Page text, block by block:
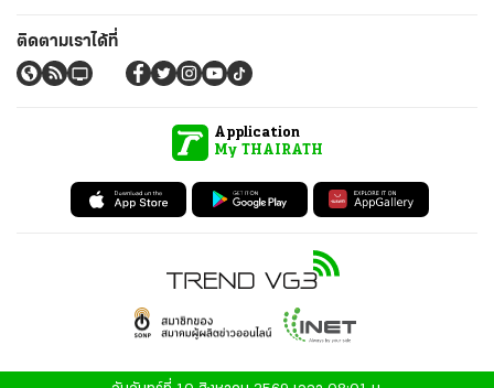
ติดตามเราได้ที่
Application
My THAIRATH